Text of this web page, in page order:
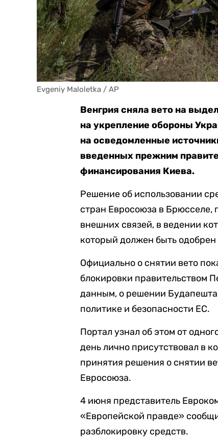
Evgeniy Maloletka / AP
Венгрия сняла вето на
на укрепление обороны
на осведомленные
введенных прежним
финансирования Киева.
Решение об использовании
стран Евросоюза в Брюсселе,
внешних связей, в ведении
который должен быть
Официально о снятии вето
блокировки правительством
данным, о решении Будапешта
политике и безопасности ЕС.
Портал узнал об этом от
день лично присутствовал в
принятия решения о снятии
Евросоюза.
4 июня представитель
«Европейской правде»
разблокировку средств.